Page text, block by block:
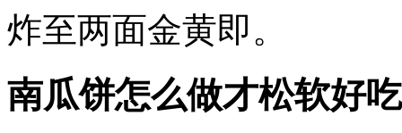
炸至两面金黄即。
南瓜饼怎么做才松软好